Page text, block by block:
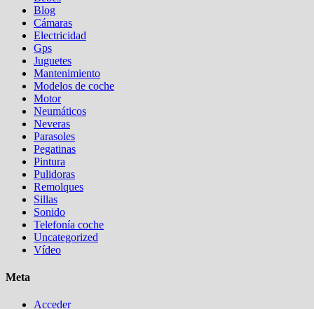
Blog
Cámaras
Electricidad
Gps
Juguetes
Mantenimiento
Modelos de coche
Motor
Neumáticos
Neveras
Parasoles
Pegatinas
Pintura
Pulidoras
Remolques
Sillas
Sonido
Telefonía coche
Uncategorized
Vídeo
Meta
Acceder